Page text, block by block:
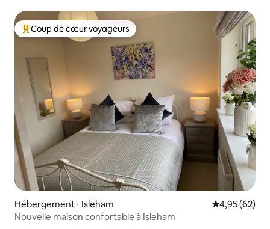
Coups de cœur voyageurs les plus appréciés
Coup de cœur voyageurs
Hébergement ⋅ Isleham Évaluation
4,95 (62)
Nouvelle maison confortable à Isleham